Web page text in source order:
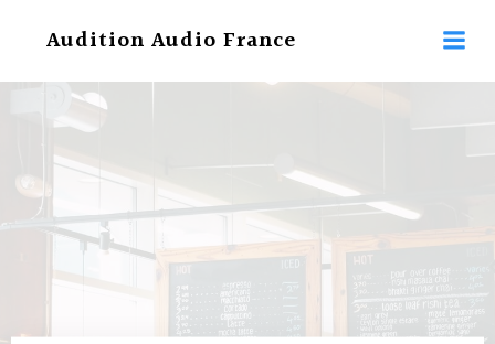
au
Audition Audio France